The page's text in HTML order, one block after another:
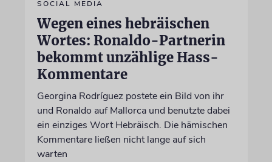
SOCIAL MEDIA
Wegen eines hebräischen
Wortes: Ronaldo-Partnerin
bekommt unzählige Hass-
Kommentare
Georgina Rodríguez postete ein Bild von ihr
und Ronaldo auf Mallorca und benutzte dabei
ein einziges Wort Hebräisch. Die hämischen
Kommentare ließen nicht lange auf sich
warten